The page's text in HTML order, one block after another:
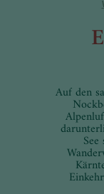
Auf den